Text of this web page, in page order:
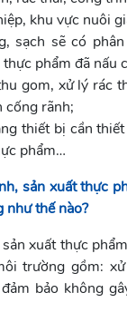
khu vực nuôi
sạch sẽ có
phẩm đã nấu
gom, xử lý rác
cống rãnh;
thiết bị cần
phẩm…
sản xuất thực
như thế nào?
xuất thực
trường gồm:
bảo không